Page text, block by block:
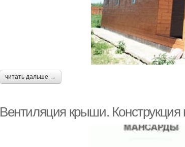
читать дальше →
Вентиляция крыши.